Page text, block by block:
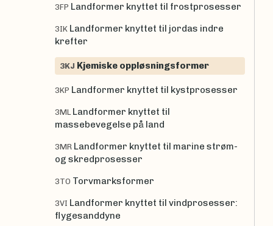
3FP Landformer knyttet til frostprosesser
3IK Landformer knyttet til jordas indre
krefter
3KJ Kjemiske oppløsningsformer
3KP Landformer knyttet til kystprosesser
3ML Landformer knyttet til
massebevegelse på land
3MR Landformer knyttet til marine strøm-
og skredprosesser
3TO Torvmarksformer
3VI Landformer knyttet til vindprosesser:
flygesanddyne